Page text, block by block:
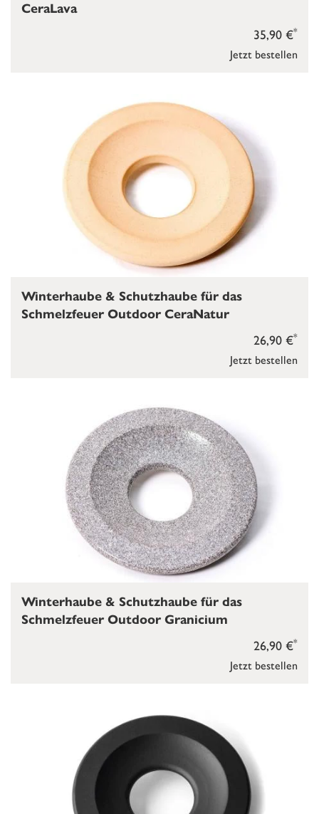
Jetzt bestellen
35,90 €*
CeraLava
Jetzt bestellen
26,90 €*
Winterhaube & Schutzhaube für das
Schmelzfeuer Outdoor CeraNatur
Jetzt bestellen
26,90 €*
Winterhaube & Schutzhaube für das
Schmelzfeuer Outdoor Granicium